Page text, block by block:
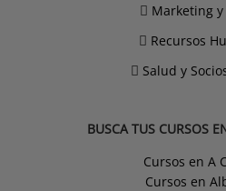
Marketing y
Recursos
Salud y
BUSCA TUS CURSOS
Cursos en A
Cursos en